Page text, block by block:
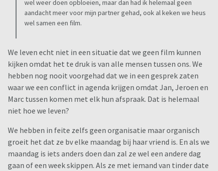
wel weer doen opbloeien, maar dan had ik helemaal geen
aandacht meer voor mijn partner gehad, ook al keken we heus
wel samen een film.
We leven echt niet in een situatie dat we geen film kunnen
kijken omdat het te druk is van alle mensen tussen ons. We
hebben nog nooit voorgehad dat we in een gesprek zaten
waar we een conflict in agenda krijgen omdat Jan, Jeroen en
Marc tussen komen met elk hun afspraak. Dat is helemaal
niet hoe we leven?
We hebben in feite zelfs geen organisatie maar organisch
groeit het dat ze bv elke maandag bij haar vriend is. En als we
maandag is iets anders doen dan zal ze wel een andere dag
gaan of een week skippen. Als ze met iemand van tinder date